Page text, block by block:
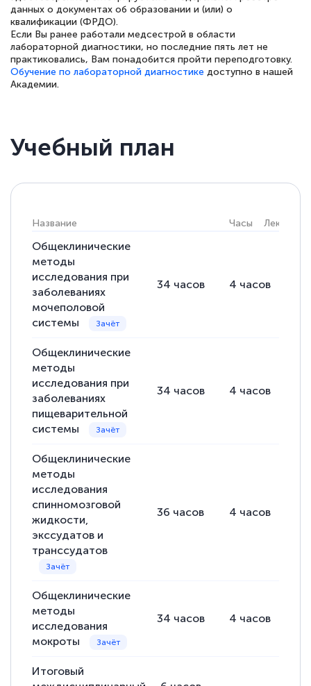
подчеркуть, что при обращении
оперативно связались со мной
специалисты, ответили на все
интересующие вопросы и в течении
двух…
Светлана К
Оставила заявку на обучение онлайн, мне
Обучение понравилось: огромное
количество тематической литературы,
пособий и учебников доступно на время
прохождения курса, удобная система
каком этапе…
данных о документах об образовании и (или) о
квалификации (ФРДО).
Если Вы ранее работали медсестрой в области
лабораторной диагностики, но последние пять лет не
практиковались, Вам понадобится пройти переподготовку.
Обучение по лабораторной диагностике доступно в нашей
Академии.
Учебный план
Название Часы Лекции
Общеклинические
методы
исследования при
заболеваниях
мочеполовой
системы
34 часов 4 часов
Общеклинические
методы
исследования при
заболеваниях
пищеварительной
системы
34 часов 4 часов
Общеклинические
методы
исследования
спинномозговой
жидкости,
экссудатов и
транссудатов
36 часов 4 часов
Общеклинические
методы
исследования
мокроты
34 часов 4 часов
Итоговый